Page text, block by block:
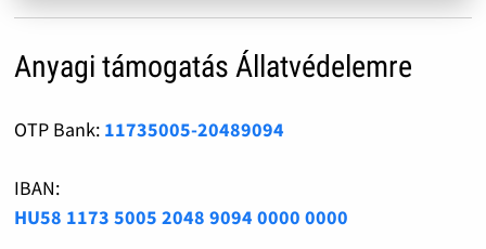
Anyagi támogatás Állatvédelemre
OTP Bank: 11735005-20489094
IBAN:
HU58 1173 5005 2048 9094 0000 0000